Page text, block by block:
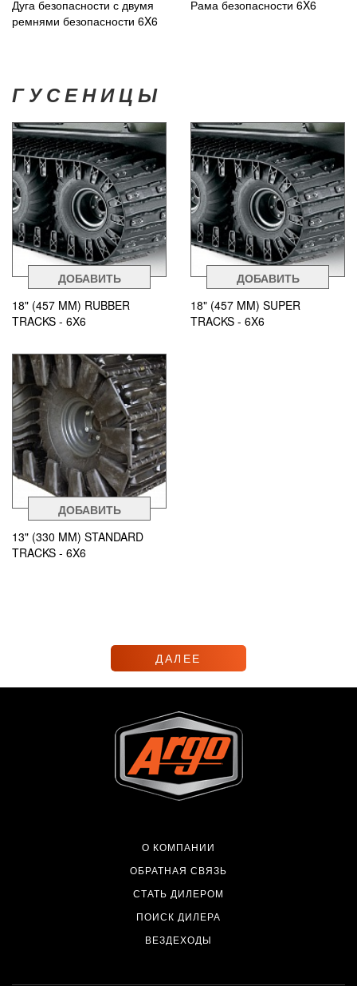
Дуга безопасности с двумя
ремнями безопасности 6X6
Рама безопасности 6X6
ГУСЕНИЦЫ
ДОБАВИТЬ
18" (457 MM) RUBBER
TRACKS - 6X6
ДОБАВИТЬ
18" (457 MM) SUPER
TRACKS - 6X6
ДОБАВИТЬ
13" (330 MM) STANDARD
TRACKS - 6X6
ДАЛЕЕ
О КОМПАНИИ
ОБРАТНАЯ СВЯЗЬ
СТАТЬ ДИЛЕРОМ
ПОИСК ДИЛЕРА
ВЕЗДЕХОДЫ